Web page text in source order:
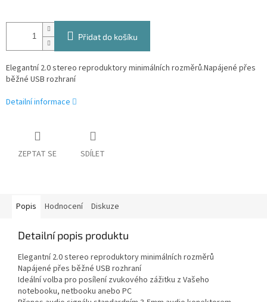
Přidat do košíku
Elegantní 2.0 stereo reproduktory minimálních rozměrů.Napájené přes
běžné USB rozhraní
Detailní informace
ZEPTAT SE SDÍLET
Popis Hodnocení Diskuze
Detailní popis produktu
Elegantní 2.0 stereo reproduktory minimálních rozměrů
Napájené přes běžné USB rozhraní
Ideální volba pro posílení zvukového zážitku z Vašeho
notebooku, netbooku anebo PC